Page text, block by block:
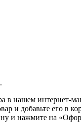
в нашем интернет-
и добавьте его в
и нажмите на